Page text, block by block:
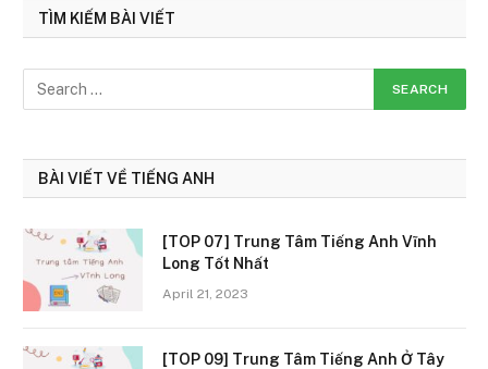
TÌM KIẾM BÀI VIẾT
BÀI VIẾT VỀ TIẾNG ANH
[TOP 07] Trung Tâm Tiếng Anh Vĩnh
Long Tốt Nhất
April 21, 2023
[TOP 09] Trung Tâm Tiếng Anh Ở Tây